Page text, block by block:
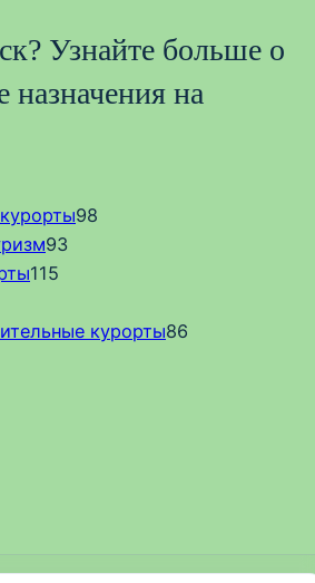
Узнайте больше о
назначения на
98
93
115
курорты86